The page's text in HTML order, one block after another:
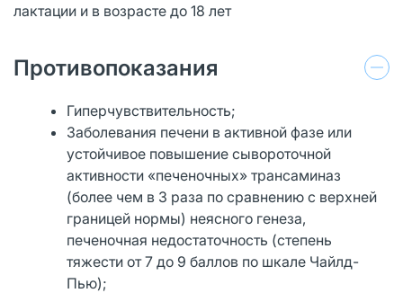
лактации и в возрасте до 18 лет
Противопоказания
Гиперчувствительность;
Заболевания печени в активной фазе или
устойчивое повышение сывороточной
активности «печеночных» трансаминаз
(более чем в 3 раза по сравнению с верхней
границей нормы) неясного генеза,
печеночная недостаточность (степень
тяжести от 7 до 9 баллов по шкале Чайлд-
Пью);